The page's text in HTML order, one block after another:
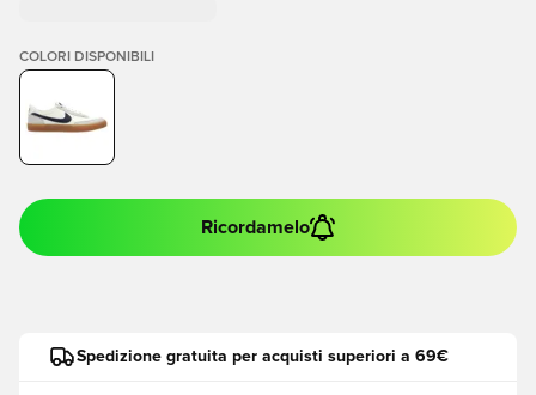
COLORI DISPONIBILI
Ricordamelo
Spedizione gratuita per acquisti superiori a 69€